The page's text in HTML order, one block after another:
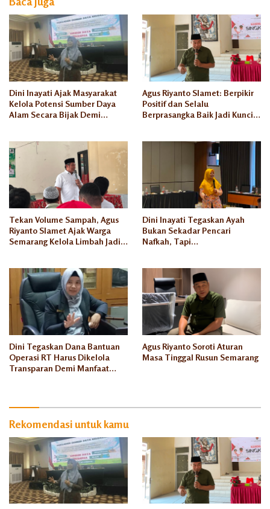
Kota
Semarang
Dini Inayati Ajak Masyarakat
Kelola Potensi Sumber Daya
Alam Secara Bijak Demi
Agus Riyanto Slamet: Berpikir
Positif dan Selalu
Berprasangka Baik Jadi Kunci
Tekan Volume Sampah, Agus
Riyanto Slamet Ajak Warga
Semarang Kelola Limbah Jadi
Dini Inayati Tegaskan Ayah
Bukan Sekadar Pencari
Nafkah, Tapi
Dini Tegaskan Dana Bantuan
Operasi RT Harus Dikelola
Transparan Demi Manfaat
Agus Riyanto Soroti Aturan
Masa Tinggal Rusun Semarang
Rekomendasi untuk kamu